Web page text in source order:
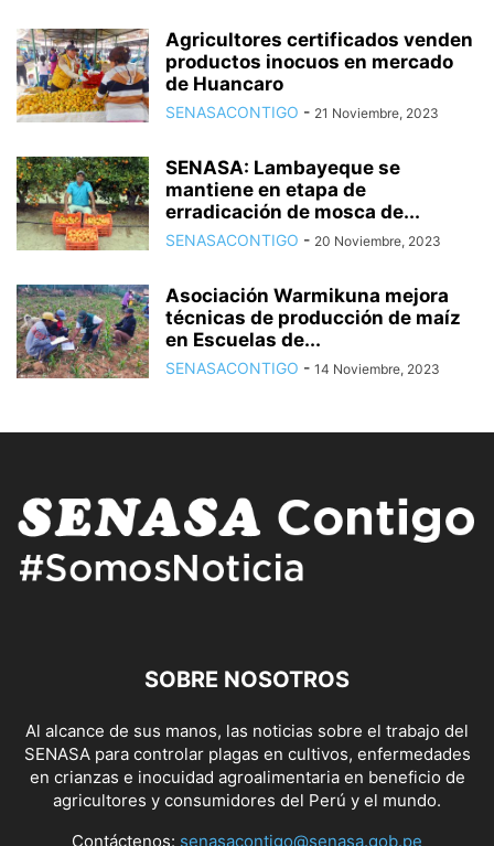
Agricultores certificados venden
productos inocuos en mercado
de Huancaro
SENASACONTIGO - 21 Noviembre, 2023
SENASA: Lambayeque se
mantiene en etapa de
erradicación de mosca de...
SENASACONTIGO - 20 Noviembre, 2023
Asociación Warmikuna mejora
técnicas de producción de maíz
en Escuelas de...
SENASACONTIGO - 14 Noviembre, 2023
SOBRE NOSOTROS
Al alcance de sus manos, las noticias sobre el trabajo del
SENASA para controlar plagas en cultivos, enfermedades
en crianzas e inocuidad agroalimentaria en beneficio de
agricultores y consumidores del Perú y el mundo.
Contáctenos: senasacontigo@senasa.gob.pe